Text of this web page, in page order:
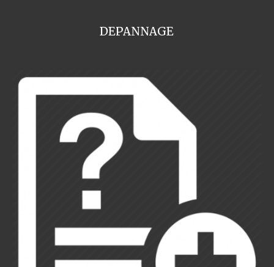
DEPANNAGE